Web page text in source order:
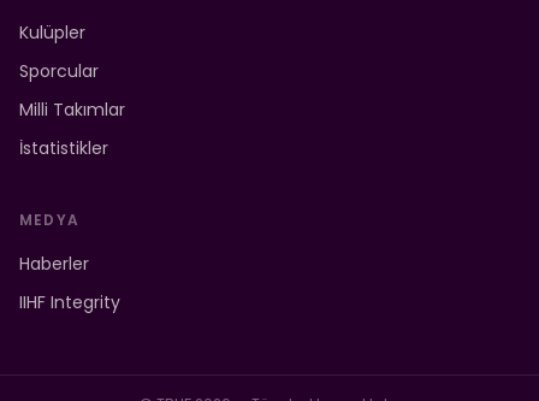
Kulüpler
Sporcular
Milli Takımlar
İstatistikler
MEDYA
Haberler
IIHF Integrity